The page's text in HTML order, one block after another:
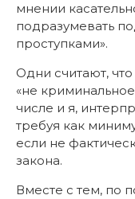
мнении
подразумевать
проступками».
Одни считают,
«не
числе и я,
требуя как
если не
закона.
Вместе с тем, по